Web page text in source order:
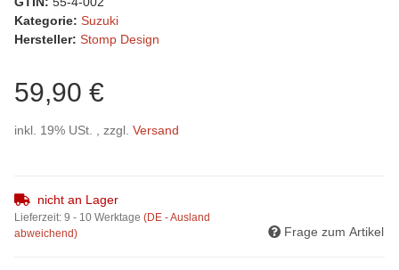
Kategorie: Suzuki
Hersteller: Stomp Design
59,90 €
inkl. 19% USt. , zzgl. Versand
nicht an Lager
Lieferzeit: 9 - 10 Werktage (DE - Ausland
abweichend)
Frage zum Artikel